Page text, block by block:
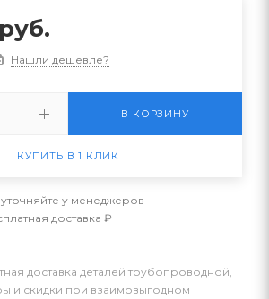
руб.
Нашли дешевле?
В КОРЗИНУ
КУПИТЬ В 1 КЛИК
у менеджеров
доставка ₽
доставка деталей трубопроводной,
и скидки при взаимовыгодном